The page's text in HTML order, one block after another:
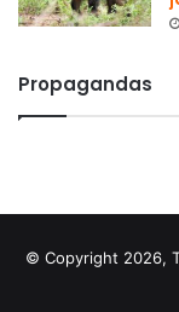
Propagandas
© Copyright 2026,